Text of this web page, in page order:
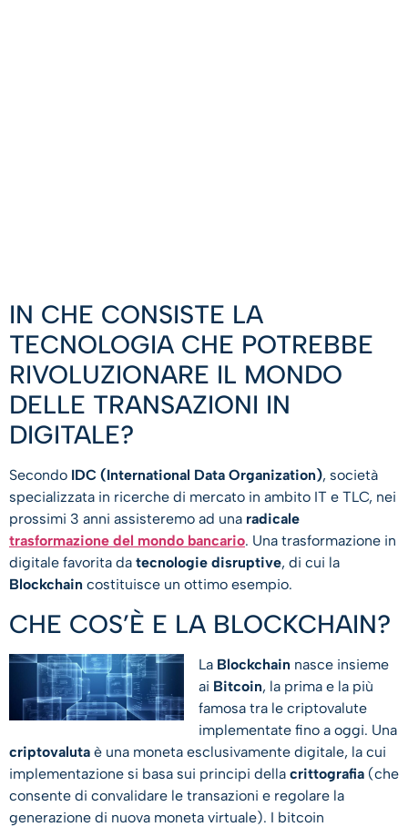
IN CHE CONSISTE LA
TECNOLOGIA CHE POTREBBE
RIVOLUZIONARE IL MONDO
DELLE TRANSAZIONI IN
DIGITALE?
Secondo IDC (International Data Organization), società
specializzata in ricerche di mercato in ambito IT e TLC, nei
prossimi 3 anni assisteremo ad una radicale
trasformazione del mondo bancario. Una trasformazione in
digitale favorita da tecnologie disruptive, di cui la
Blockchain costituisce un ottimo esempio.
CHE COS’È E LA BLOCKCHAIN?
La Blockchain nasce insieme
ai Bitcoin, la prima e la più
famosa tra le criptovalute
implementate fino a oggi. Una
criptovaluta è una moneta esclusivamente digitale, la cui
implementazione si basa sui principi della crittografia (che
consente di convalidare le transazioni e regolare la
generazione di nuova moneta virtuale). I bitcoin